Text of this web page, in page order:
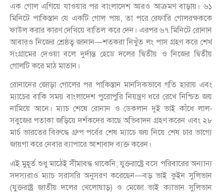
এক গোল এগিয়ে যাওয়ার পর বাংলাদেশ আরও আক্রমণ বাড়ায়। ৬১
মিনিটে পাকিস্তান যে একটি গোল পায়, তা পরে রেফারি গোলরক্ষককে
ফাউল করার কারণ দেখিয়ে বাতিল করে দেন। এরপর ৬৭ মিনিটে রোনান
আবারও নিজের শ্রেষ্ঠত্ব জানান—শতকরা নিখুঁত লং পাস গ্রহণ করে শেখ
সংগ্রামের দেওয়া বলে দুর্দান্ত হেডে দলের দ্বিতীয় ও নিজের দ্বিতীয়
গোলটি করে মাঠ মাতান।
রোনানের জোড়া গোলের পর পাকিস্তান মানসিকভাবে গতি হারায় এবং
ম্যাচের বাকি সময় বাংলাদেশ পুরোপুরি নিয়ন্ত্রণ ধরে রেখে নিশ্চিত জয়
নামিয়ে আনে। ম্যাচ শেষে রোনান ও ডেকলান দুই ভাই কাঁধে লাল-
সবুজের পতাকা জড়িয়ে দর্শকদের কাছে অভিবাদন গ্রহণ করেন এবং ২৮
মার্চ ভারতের বিরুদ্ধে গ্রুপ পর্বের শেষ ম্যাচে জয় নিয়ে শেষ চার ভাগ্যে
জায়গা করে নেবার ব্যাপারে আশাবাদ ব্যক্ত করেন।
এই মুহূর্ত শুধু মাঠেই সীমাবদ্ধ থাকেনি; যুক্তরাষ্ট্রে বসে পরিবারের অন্যান্য
সদস্যরাও ম্যাচ সরাসরি অনুসরণ করেছেন—বড় ভাই কুইন সুলিভান
(যুক্তরাষ্ট্র জাতীয় দলের খেলোয়াড়) ও মেজো ভাই ক্যাভান সুলিভান